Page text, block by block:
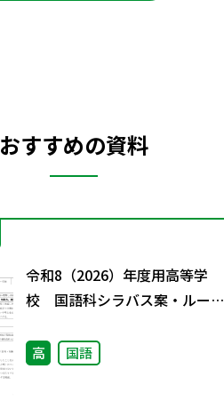
おすすめの資料
令和8（2026）年度用高等学
校 国語科シラバス案・ルーブ
高 国語